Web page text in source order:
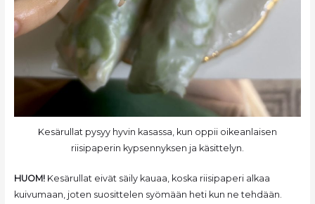
Kesärullat pysyy hyvin kasassa, kun oppii oikeanlaisen
riisipaperin kypsennyksen ja käsittelyn.
HUOM! Kesärullat eivät säily kauaa, koska riisipaperi alkaa
kuivumaan, joten suosittelen syömään heti kun ne tehdään.